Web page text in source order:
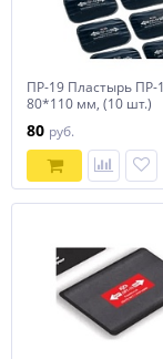
ПР-19 Пластырь ПР-
80*110 мм, (10 шт.)
80 руб.